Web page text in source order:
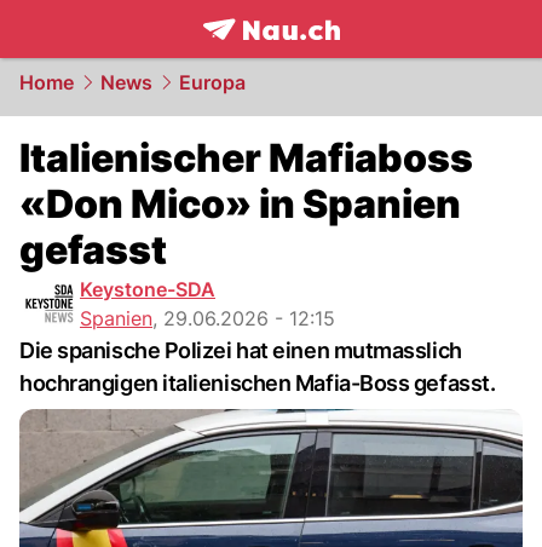
frontpage.NAU.ch
Home News Europa
Italienischer Mafiaboss
«Don Mico» in Spanien
gefasst
Keystone-SDA
Spanien, 29.06.2026 - 12:15
Die spanische Polizei hat einen mutmasslich
hochrangigen italienischen Mafia-Boss gefasst.